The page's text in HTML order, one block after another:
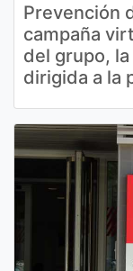
Prevención
campaña
del grupo,
dirigida a la